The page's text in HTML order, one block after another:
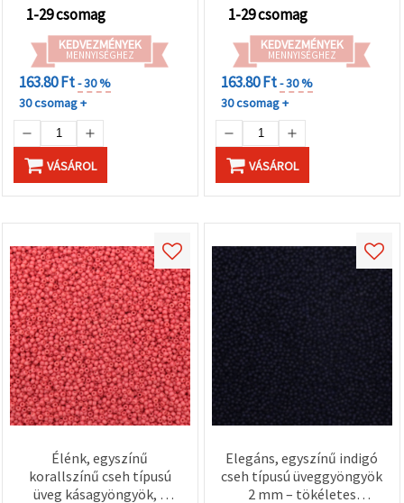
megadhatja
az adott
típusú sütik
kiválasztásával
és a
"Mentés"
Fogadja
el
Beállítások
1-29 csomag
KEDVEZMÉNYEK
MENNYISÉGHEZ
163.80 Ft- 30 %
30 csomag +
VÁSÁROL
1-29 csomag
KEDVEZMÉNYEK
MENNYISÉGHEZ
163.80 Ft- 30 %
30 csomag +
VÁSÁROL
Élénk, egyszínű
korallszínű cseh típusú
üveg kásagyöngyök, 2
Elegáns, egyszínű indigó
cseh típusú üveggyöngyök
2 mm – tökéletes